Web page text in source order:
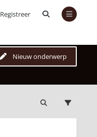
Registreer
Nieuw onderwerp